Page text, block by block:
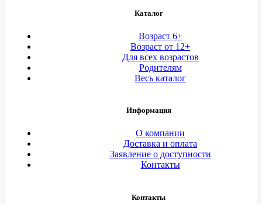
Каталог
Возраст 6+
Возраст от 12+
Для всех возрастов
Родителям
Весь каталог
Информация
О компании
Доставка и оплата
Заявление о доступности
Контакты
Контакты